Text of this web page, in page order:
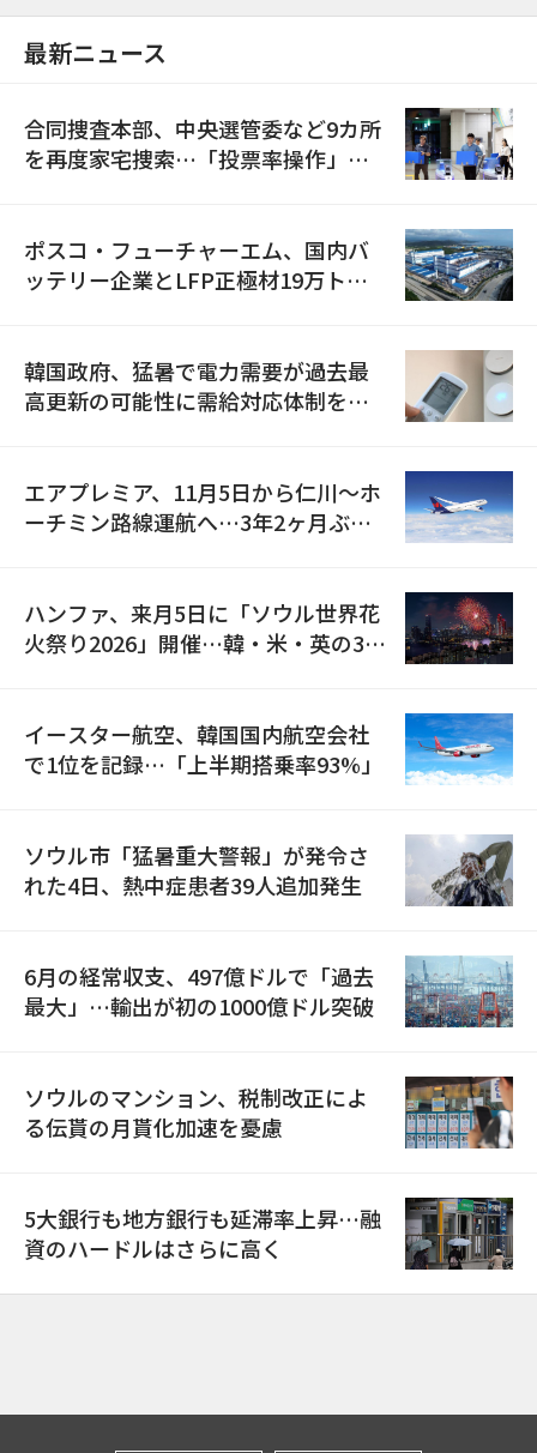
最新ニュース
合同捜査本部、中央選管委など9カ所
を再度家宅捜索…「投票率操作」の
ポスコ・フューチャーエム、国内バ
ッテリー企業とLFP正極材19万トン
韓国政府、猛暑で電力需要が過去最
高更新の可能性に需給対応体制を点
エアプレミア、11月5日から仁川〜ホ
ーチミン路線運航へ…3年2ヶ月ぶり
ハンファ、来月5日に「ソウル世界花
火祭り2026」開催…韓・米・英の3カ
イースター航空、韓国国内航空会社
で1位を記録…「上半期搭乗率93%」
ソウル市「猛暑重大警報」が発令さ
れた4日、熱中症患者39人追加発生
6月の経常収支、497億ドルで「過去
最大」…輸出が初の1000億ドル突破
ソウルのマンション、税制改正によ
る伝貰の月貰化加速を憂慮
5大銀行も地方銀行も延滞率上昇…融
資のハードルはさらに高く